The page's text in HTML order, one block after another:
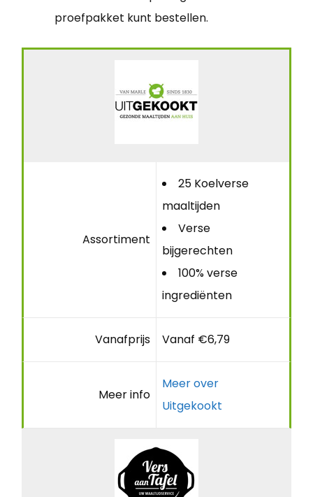
proefpakket kunt bestellen.
Assortiment
25 Koelverse
maaltijden
Verse
bijgerechten
100% verse
ingrediënten
Vanafprijs Vanaf €6,79
Meer info
Meer over
Uitgekookt